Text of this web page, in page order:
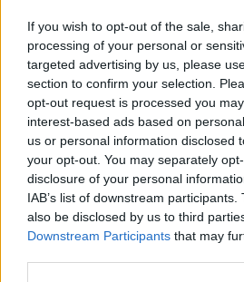
If you wish to opt-out of the sale,
processing of your personal or
targeted advertising by us, please
section to confirm your selection.
opt-out request is processed you
interest-based ads based on
us or personal information disclosed
your opt-out. You may separately
disclosure of your personal
IAB’s list of downstream
also be disclosed by us to third
Downstream Participants that may
Dane techniczne przekazywane
do celów informacyjnych. Nie
odpowiedzialności za zawarte w nich
Symbol
80C2HME
Nazwa
LEXMARK 80C2HME Toner Lexmark
str. CX410 / CX510